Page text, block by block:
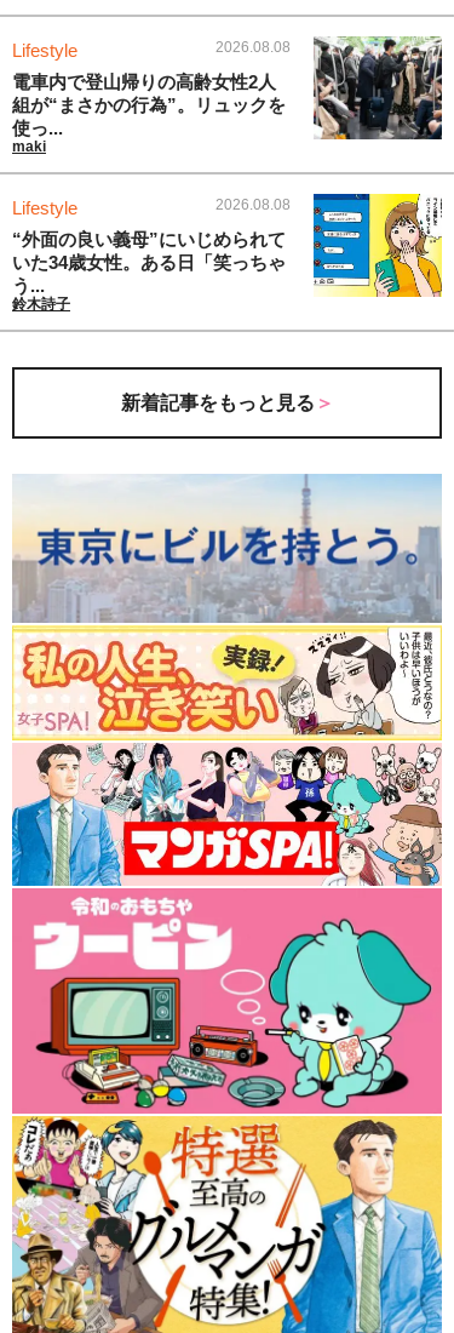
Lifestyle 2026.08.08
電車内で登山帰りの高齢女性2人
組が“まさかの行為”。リュックを
使っ...
maki
Lifestyle 2026.08.08
“外面の良い義母”にいじめられて
いた34歳女性。ある日「笑っちゃ
う...
鈴木詩子
新着記事をもっと見る